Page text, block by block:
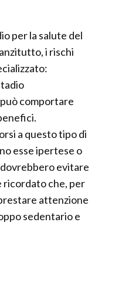
per la salute del
i rischi
comportare
a questo tipo di
esse ipertese o
evitare
ricordato che, per
attenzione
sedentario e